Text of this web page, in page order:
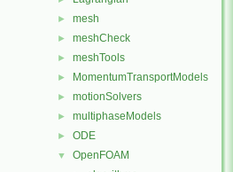
► mesh
► meshCheck
► meshTools
► MomentumTransportModels
► motionSolvers
► multiphaseModels
► ODE
▼ OpenFOAM